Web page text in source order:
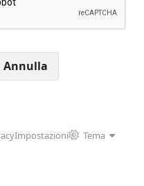
Annulla
Impostazioni
Tema